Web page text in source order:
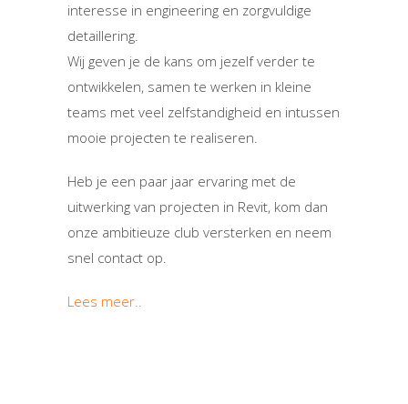
interesse in engineering en zorgvuldige
detaillering.
Wij geven je de kans om jezelf verder te
ontwikkelen, samen te werken in kleine
teams met veel zelfstandigheid en intussen
mooie projecten te realiseren.
Heb je een paar jaar ervaring met de
uitwerking van projecten in Revit, kom dan
onze ambitieuze club versterken en neem
snel contact op.
Lees meer..